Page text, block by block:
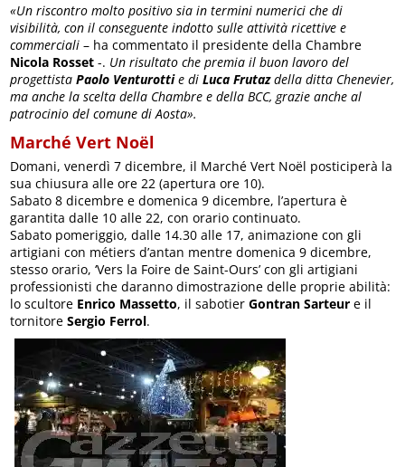
«Un riscontro molto positivo sia in termini numerici che di
visibilità, con il conseguente indotto sulle attività ricettive e
commerciali – ha commentato il presidente della Chambre
Nicola Rosset -. Un risultato che premia il buon lavoro del
progettistaPaolo Venturottie di Luca Frutazdella ditta Chenevier,
ma anche la scelta della Chambre e della BCC, grazie anche al
patrocinio del comune di Aosta».
Marché Vert Noël
Domani, venerdì 7 dicembre, il Marché Vert Noël posticiperà la
sua chiusura alle ore 22 (apertura ore 10).
Sabato 8 dicembre e domenica 9 dicembre, l’apertura è
garantita dalle 10 alle 22, con orario continuato.
Sabato pomeriggio, dalle 14.30 alle 17, animazione con gli
artigiani con métiers d’antan mentre domenica 9 dicembre,
stesso orario, ‘Vers la Foire de Saint-Ours’ con gli artigiani
professionisti che daranno dimostrazione delle proprie abilità:
lo scultore Enrico Massetto, il sabotierGontran Sarteur e il
tornitoreSergio Ferrol.